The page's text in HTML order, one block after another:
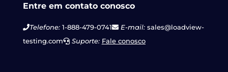
Entre em contato conosco
Telefone:1-888-479-0741 E-mail:sales@loadview-
testing.com
Suporte: Fale conosco